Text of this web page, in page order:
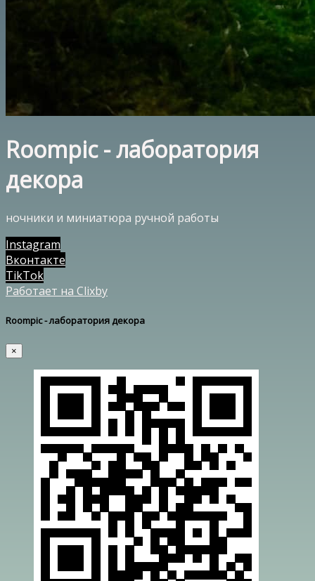
Roompic - лаборатория
декора
ночники и миниатюра ручной работы
Instagram
Вконтакте
TikTok
Работает на Clixby
Roompic - лаборатория декора
×